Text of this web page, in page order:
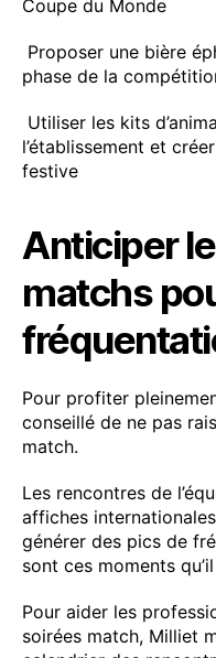
Coupe du Monde
Proposer une bière
phase de la
Utiliser les kits
l’établissement et
festive
Anticiper
matchs
Pour profiter
conseillé de ne pas
match.
Les rencontres de
affiches
générer des pics de
sont ces moments
Pour aider les
soirées match, Milliet